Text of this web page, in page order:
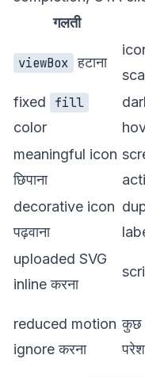
गलती
viewBox हटाना
fixed
fill
color
meaningful icon
छिपाना
decorative icon
पढ़वाना
uploaded SVG
inline करना
reduced motion
ignore करना
कुछ